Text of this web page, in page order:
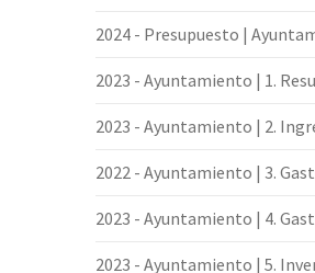
2024 - Presupuesto |
2023 - Ayuntamiento | 1.
2023 - Ayuntamiento | 2.
2022 - Ayuntamiento | 3.
2023 - Ayuntamiento | 4.
2023 - Ayuntamiento | 5.